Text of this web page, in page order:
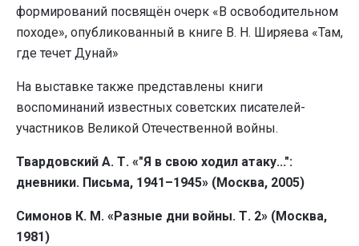
формирований посвящён очерк «В освободительном
походе», опубликованный в книге В. Н. Ширяева «Там,
где течет Дунай»
На выставке также представлены книги
воспоминаний известных советских писателей-
участников Великой Отечественной войны.
Твардовский А. Т. «"Я в свою ходил атаку...":
дневники. Письма, 1941–1945» (Москва, 2005)
Симонов К. М. «Разные дни войны. Т. 2» (Москва,
1981)